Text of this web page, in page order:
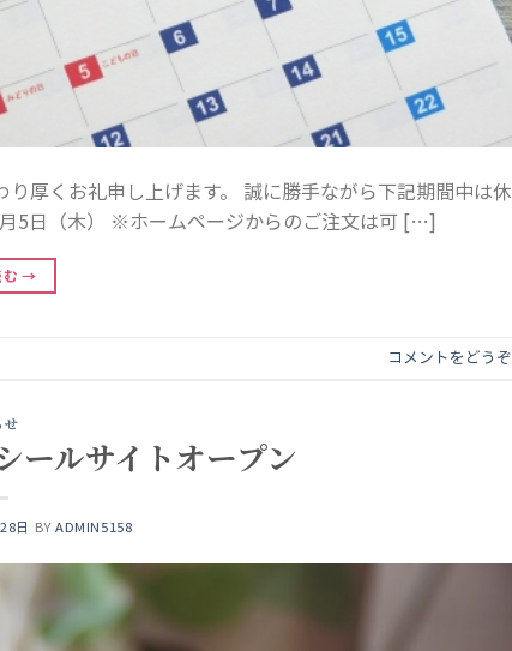
厚くお礼申し上げます。 誠に勝手ながら下記期間中は休
5日（木） ※ホームページからのご注文は可 […]
む→
コメントをどうぞ
せ
ールサイトオープン
日 BYADMIN5158